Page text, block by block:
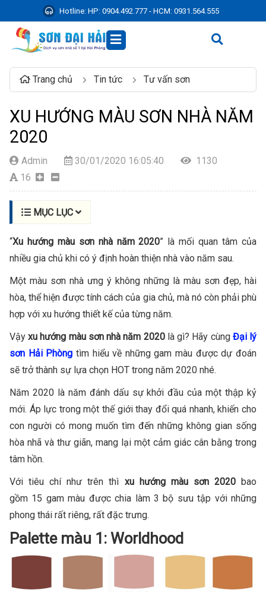
Hotline: HP: 0904.492.777 - HCM: 0931.564.555
Trang chủ Tin tức Tư vấn sơn
XU HƯỚNG MÀU SƠN NHÀ NĂM
2020
Admin 30/01/2020 16:05:40
1130
16
MỤC LỤC
“Xu hướng màu sơn nhà năm 2020” là mối quan tâm của
nhiều gia chủ khi có ý định hoàn thiện nhà vào năm sau.
Một màu sơn nhà ưng ý không những là màu sơn đẹp, hài
hòa, thể hiện được tính cách của gia chủ, mà nó còn phải phù
hợp với xu hướng thiết kế của từng năm.
Vậyxu hướng màu sơn nhà năm 2020là gì? Hãy cùng Đại lý
sơn Hải Phòng tìm hiểu về những gam màu được dự đoán
sẽ trở thành sự lựa chọn HOT trong năm 2020 nhé.
Năm 2020 là năm đánh dấu sự khởi đầu của một thập kỷ
mới. Áp lực trong một thế giới thay đổi quá nhanh, khiến cho
con người có mong muốn tìm đến những không gian sống
hòa nhã và thư giãn, mang lại một cảm giác cân bằng trong
tâm hồn.
Với tiêu chí như trên thì xu hướng màu sơn 2020bao
gồm 15 gam màu được chia làm 3 bộ sưu tập với những
phong thái rất riêng, rất đặc trưng.
Palette màu 1: Worldhood